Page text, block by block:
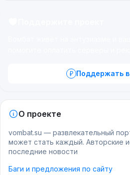
Поддержать
О проекте
vombat.su — развлекательный
может стать каждый. Авторские
последние новости
Баги и предложения по сайту